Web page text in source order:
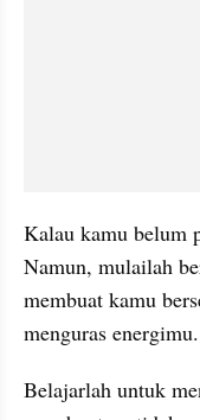
Kalau kamu belum
Namun, mulailah
membuat kamu
menguras energimu.
Belajarlah untuk